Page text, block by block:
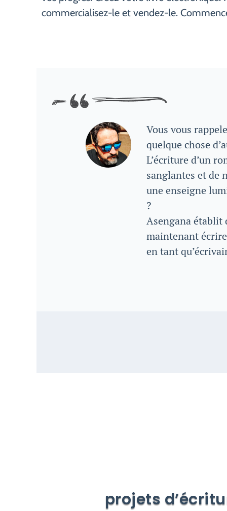
commercialisez-le et vendez-le.
Vous vous
quelque chose
L’écriture d’un
sanglantes et de
une enseigne
?
Asengana établit
maintenant
en tant
projets